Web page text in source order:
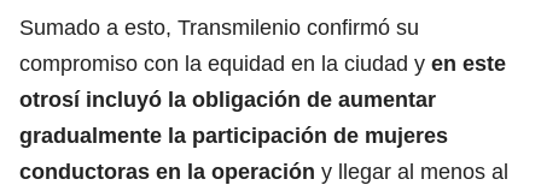
Sumado a esto, Transmilenio confirmó su
compromiso con la equidad en la ciudad y en este
otrosí incluyó la obligación de aumentar
gradualmente la participación de mujeres
conductoras en la operación y llegar al menos al